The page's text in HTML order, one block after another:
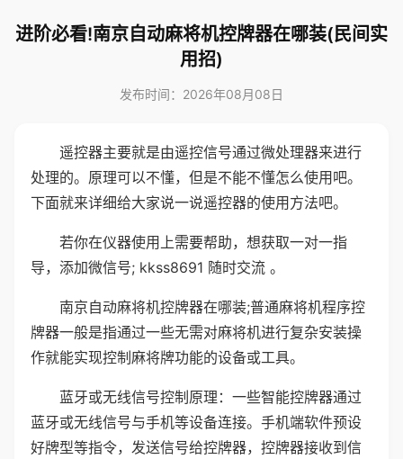
进阶必看!南京自动麻将机控牌器在哪装(民间实
用招)
发布时间：2026年08月08日
遥控器主要就是由遥控信号通过微处理器来进行
处理的。原理可以不懂，但是不能不懂怎么使用吧。
下面就来详细给大家说一说遥控器的使用方法吧。
若你在仪器使用上需要帮助，想获取一对一指
导，添加微信号; kkss8691 随时交流 。
南京自动麻将机控牌器在哪装;普通麻将机程序控
牌器一般是指通过一些无需对麻将机进行复杂安装操
作就能实现控制麻将牌功能的设备或工具。
蓝牙或无线信号控制原理：一些智能控牌器通过
蓝牙或无线信号与手机等设备连接。手机端软件预设
好牌型等指令，发送信号给控牌器，控牌器接收到信